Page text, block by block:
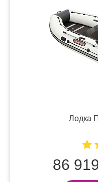
Лодка
86